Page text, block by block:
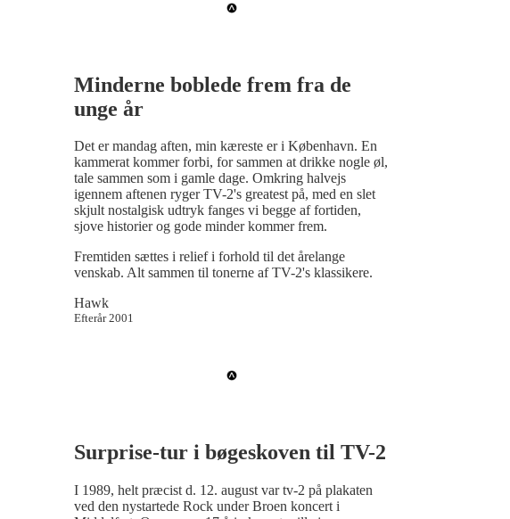
Minderne boblede frem fra de
unge år
Det er mandag aften, min kæreste er i København. En
kammerat kommer forbi, for sammen at drikke nogle øl,
tale sammen som i gamle dage. Omkring halvejs
igennem aftenen ryger TV-2's greatest på, med en slet
skjult nostalgisk udtryk fanges vi begge af fortiden,
sjove historier og gode minder kommer frem.
Fremtiden sættes i relief i forhold til det årelange
venskab. Alt sammen til tonerne af TV-2's klassikere.
Hawk
Efterår 2001
Surprise-tur i bøgeskoven til TV-2
I 1989, helt præcist d. 12. august var tv-2 på plakaten
ved den nystartede Rock under Broen koncert i